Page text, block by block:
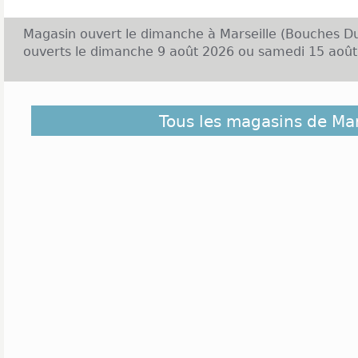
Magasin ouvert le dimanche à Marseille (Bouches
ouverts le dimanche 9 août 2026 ou samedi 15
Marseille est le plus grande ville du département
850 000 personnes habitent cette ville du Sud
Tous les magasins de